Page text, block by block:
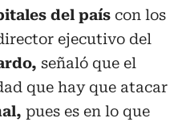
del país con los
ejecutivo del
señaló que el
que hay que atacar
pues es en lo que